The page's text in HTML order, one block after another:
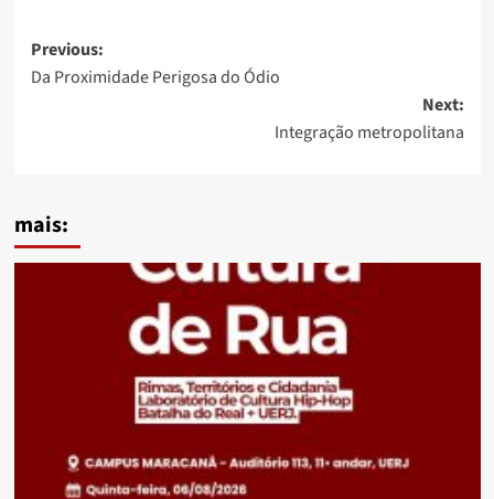
Post
navigation
Previous:
Da Proximidade Perigosa do Ódio
Next:
Integração metropolitana
mais: